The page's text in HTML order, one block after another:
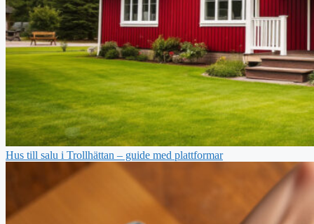
Hus till salu i Trollhättan – guide med plattformar